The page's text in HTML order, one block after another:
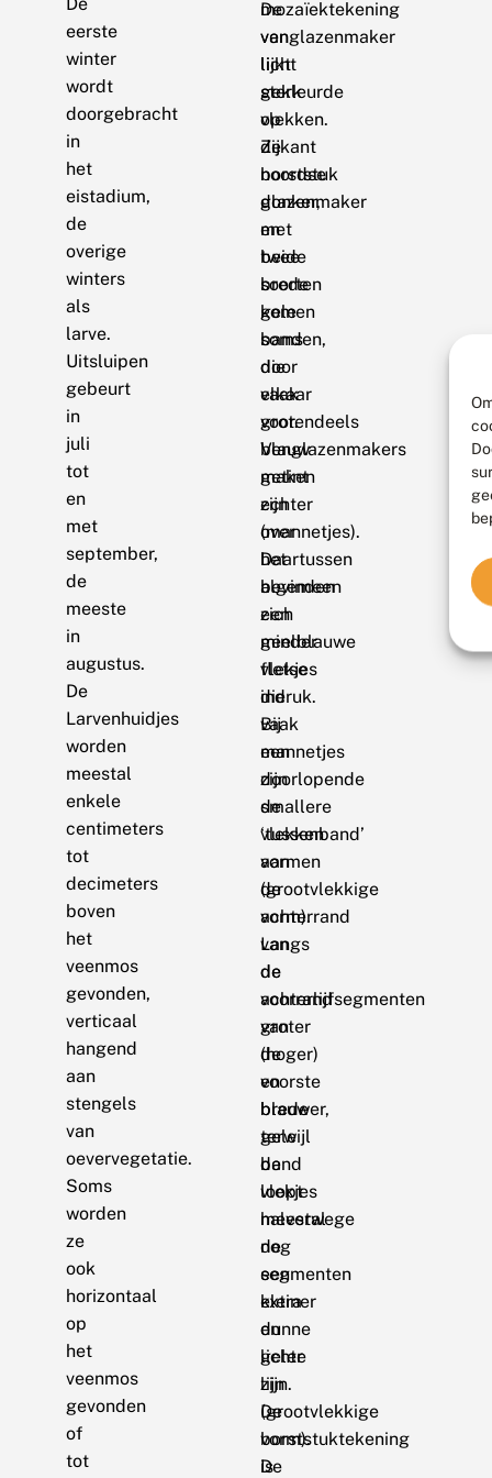
eerste
winter
wordt
doorgebracht
in
het
eistadium,
de
overige
winters
als
larve.
Uitsluipen
gebeurt
in
juli
tot
en
met
september,
de
meeste
in
augustus.
De
Larvenhuidjes
worden
meestal
enkele
centimeters
tot
decimeters
boven
het
veenmos
gevonden,
verticaal
hangend
aan
stengels
van
oevervegetatie.
Soms
worden
ze
ook
horizontaal
op
het
veenmos
gevonden
of
tot
mozaïektekening
van
licht
gekleurde
vlekken.
Zijkant
borststuk
donker,
met
twee
brede
gele
banden,
die
vaak
grotendeels
blauw
getint
zijn
(mannetjes).
Daartussen
bevinden
zich
geelblauwe
vlekjes
die
vaak
een
doorlopende
smallere
‘tussenband’
vormen
(grootvlekkige
vorm).
Langs
de
voorrand
van
de
voorste
brede
gele
band
loopt
meestal
nog
een
extra
dunne
lichte
lijn
(grootvlekkige
vorm).
De
De
venglazenmaker
lijkt
sterk
op
de
noordse
glazenmaker
en
beide
soorten
komen
soms
door
elkaar
voor.
Venglazenmakers
maken
echter
over
het
algemeen
een
minder
fletse
indruk.
Bij
mannetjes
zijn
de
vlekken
aan
de
achterrand
van
de
achterlijfsegmenten
groter
(hoger)
en
blauwer,
terwijl
de
vlekjes
halverwege
de
segmenten
kleiner
en
geler
zijn.
De
borststuktekening
is